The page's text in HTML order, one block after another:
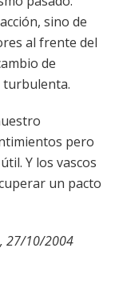
sino de
al frente del
de
turbulenta.
pero
Y los vascos
un pacto
27/10/2004